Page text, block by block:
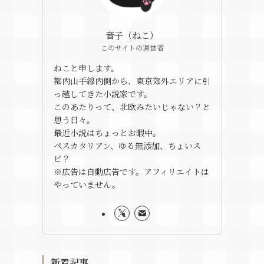
音子（ねこ）
このサイトの運営者
ねこと申します。
都内山手線内側から、東京郊外エリアに引
っ越してきた小説家です。
このあたりって、北欧みたいじゃない？と
思う日々。
最近小説はちょっとお暇中。
ペスカタリアン、ゆる無添加、ちょいス
ピ？
※広告は自動広告です。アフィリエイトは
やっていません。